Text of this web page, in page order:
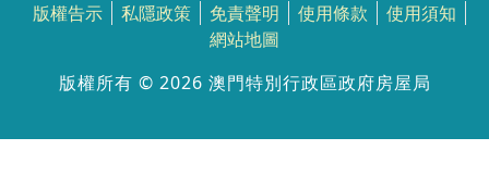
版權告示
私隱政策 免責聲明 使用條款
使用須知
網站地圖
版權所有 ©️ 2026 澳門特別行政區政府房屋局